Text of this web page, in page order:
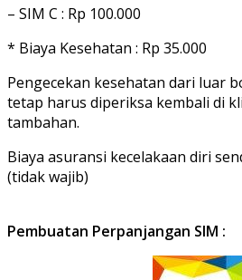
– SIM C : Rp 100.000
* Biaya Kesehatan : Rp 35.000
Pengecekan kesehatan dari luar
tetap harus diperiksa kembali di
tambahan.
Biaya asuransi kecelakaan diri
(tidak wajib)
Pembuatan Perpanjangan SIM :